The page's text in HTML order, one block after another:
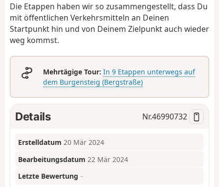
Die Etappen haben wir so zusammengestellt, dass Du
mit öffentlichen Verkehrsmitteln an Deinen
Startpunkt hin und von Deinem Zielpunkt auch wieder
weg kommst.
Mehrtägige Tour: In 9 Etappen unterwegs auf
dem Burgensteig (Bergstraße)
Details Nr.46990732
Erstelldatum 20 Mär 2024
Bearbeitungsdatum 22 Mär 2024
Letzte Bewertung –